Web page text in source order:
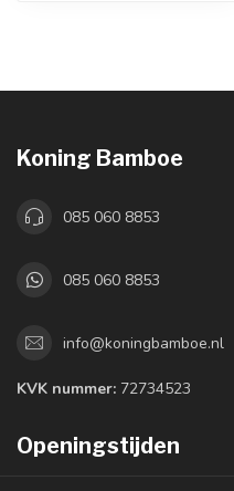
Koning Bamboe
085 060 8853
085 060 8853
info@koningbamboe.nl
KVK nummer: 72734523
Openingstijden